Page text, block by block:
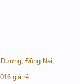
Đồng Nai,
giá rẻ